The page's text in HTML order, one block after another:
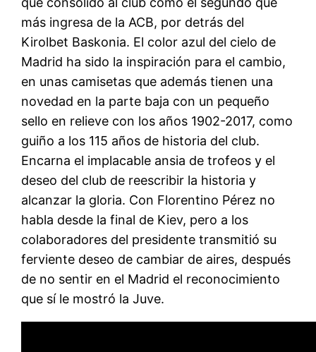
más ingresa de la ACB, por detrás del
Kirolbet Baskonia. El color azul del cielo de
Madrid ha sido la inspiración para el cambio,
en unas camisetas que además tienen una
novedad en la parte baja con un pequeño
sello en relieve con los años 1902-2017, como
guiño a los 115 años de historia del club.
Encarna el implacable ansia de trofeos y el
deseo del club de reescribir la historia y
alcanzar la gloria. Con Florentino Pérez no
habla desde la final de Kiev, pero a los
colaboradores del presidente transmitió su
ferviente deseo de cambiar de aires, después
de no sentir en el Madrid el reconocimiento
que sí le mostró la Juve.